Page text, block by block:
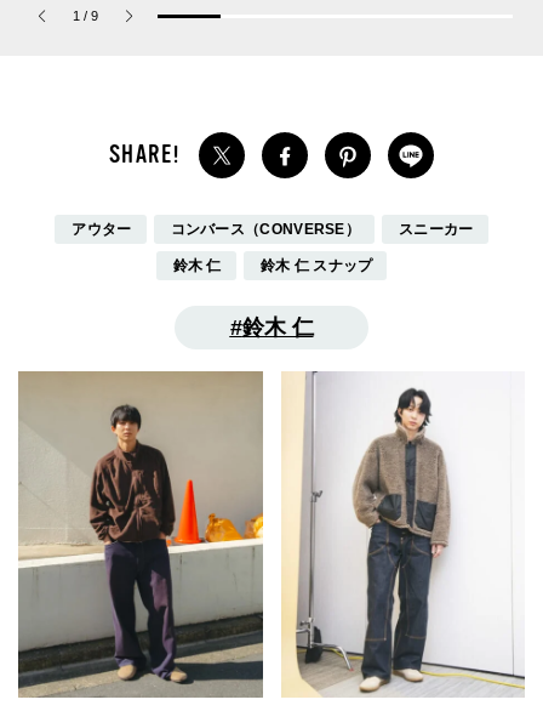
パルファム」
1 / 9
アウター コンバース（CONVERSE） スニーカー
鈴木 仁 鈴木 仁 スナップ
鈴木 仁